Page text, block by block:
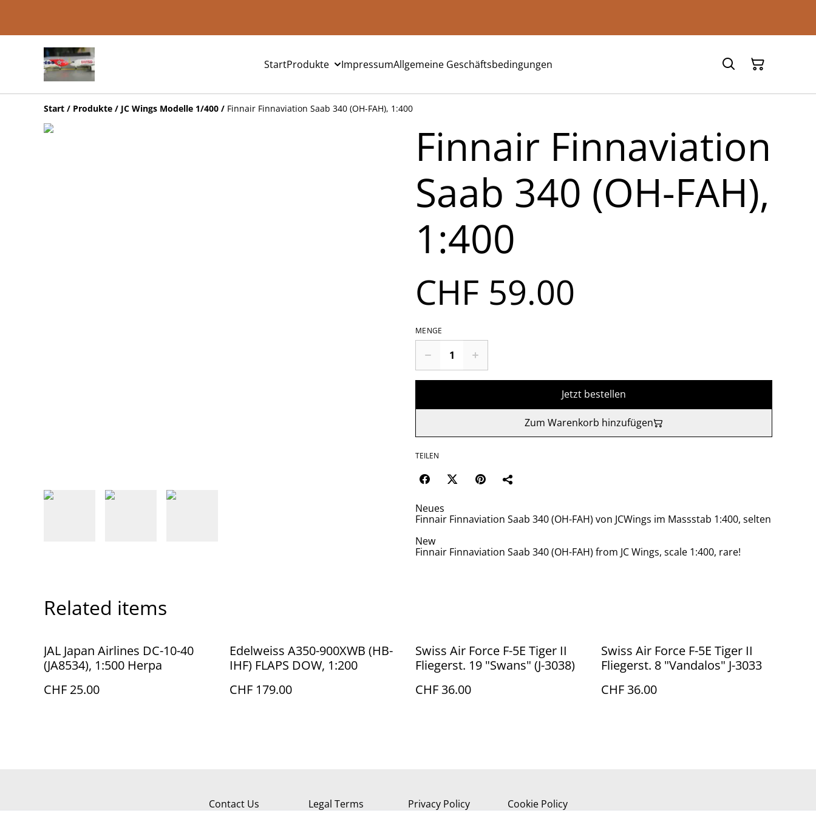
StartProdukte ImpressumAllgemeine Geschäftsbedingungen
Start / Produkte / JC Wings Modelle 1/400 / Finnair Finnaviation Saab 340 (OH-FAH), 1:400
Finnair Finnaviation
Saab 340 (OH-FAH),
1:400
CHF 59.00
MENGE
Jetzt bestellen
Zum Warenkorb hinzufügen
TEILEN
Neues
Finnair Finnaviation Saab 340 (OH-FAH) von JCWings im Massstab 1:400, selten
New
Finnair Finnaviation Saab 340 (OH-FAH) from JC Wings, scale 1:400, rare!
Related items
JAL Japan Airlines DC-10-40
(JA8534), 1:500 Herpa
CHF 25.00
Edelweiss A350-900XWB (HB-
IHF) FLAPS DOW, 1:200
CHF 179.00
Swiss Air Force F-5E Tiger II
Fliegerst. 19 "Swans" (J-3038)
CHF 36.00
Swiss Air Force F-5E Tiger II
Fliegerst. 8 "Vandalos" J-3033
CHF 36.00
Contact Us Legal Terms Privacy Policy Cookie Policy